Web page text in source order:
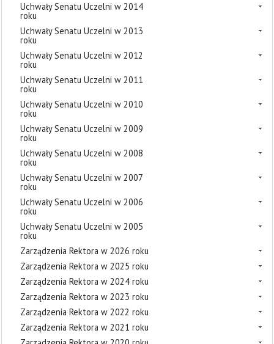
Uchwały Senatu Uczelni w 2014
roku
Uchwały Senatu Uczelni w 2013
roku
Uchwały Senatu Uczelni w 2012
roku
Uchwały Senatu Uczelni w 2011
roku
Uchwały Senatu Uczelni w 2010
roku
Uchwały Senatu Uczelni w 2009
roku
Uchwały Senatu Uczelni w 2008
roku
Uchwały Senatu Uczelni w 2007
roku
Uchwały Senatu Uczelni w 2006
roku
Uchwały Senatu Uczelni w 2005
roku
Zarządzenia Rektora w 2026 roku
Zarządzenia Rektora w 2025 roku
Zarządzenia Rektora w 2024 roku
Zarządzenia Rektora w 2023 roku
Zarządzenia Rektora w 2022 roku
Zarządzenia Rektora w 2021 roku